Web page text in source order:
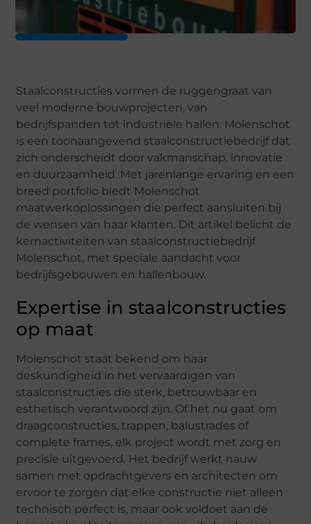
Staalconstructies vormen de ruggengraat van
veel moderne bouwprojecten, van
bedrijfspanden tot industriële hallen. Molenschot
is een toonaangevend staalconstructiebedrijf dat
zich onderscheidt door vakmanschap, innovatie
en duurzaamheid. Met jarenlange ervaring en een
breed portfolio biedt Molenschot
maatwerkoplossingen die perfect aansluiten bij
de wensen van haar klanten. Dit artikel belicht de
kernactiviteiten van staalconstructiebedrijf
Molenschot, met speciale aandacht voor
bedrijfsgebouwen en hallenbouw.
Expertise in staalconstructies
op maat
Molenschot staat bekend om haar
deskundigheid in het vervaardigen van
staalconstructies die sterk, betrouwbaar en
esthetisch verantwoord zijn. Of het nu gaat om
draagconstructies, trappen, balustrades of
complete frames, elk project wordt met zorg en
precisie uitgevoerd. Het bedrijf werkt nauw
samen met opdrachtgevers en architecten om
ervoor te zorgen dat elke constructie niet alleen
technisch perfect is, maar ook voldoet aan de